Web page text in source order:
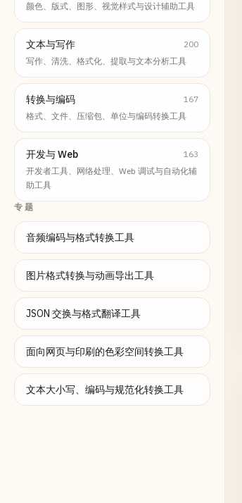
颜色、版式、图形、视觉样式与设计辅助工具
文本与写作
200
写作、清洗、格式化、提取与文本分析工具
转换与编码
167
格式、文件、压缩包、单位与编码转换工具
开发与 Web
163
开发者工具、网络处理、Web 调试与自动化辅
助工具
专题
音频编码与格式转换工具
图片格式转换与动画导出工具
JSON 交换与格式翻译工具
面向网页与印刷的色彩空间转换工具
文本大小写、编码与规范化转换工具